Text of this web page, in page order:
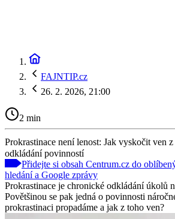
FAJNTIP.cz
26. 2. 2026, 21:00
2 min
Prokrastinace není lenost: Jak vyskočit ven
odkládání povinností
Přidejte si obsah Centrum.cz do
hledání a Google zprávy
Prokrastinace je chronické odkládání úkolů
Povětšinou se pak jedná o povinnosti
prokrastinaci propadáme a jak z toho ven?